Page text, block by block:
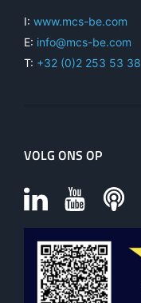
I: www.mcs-be.com
E: info@mcs-be.com
T: +32 (0)2 253 53 38
VOLG ONS OP